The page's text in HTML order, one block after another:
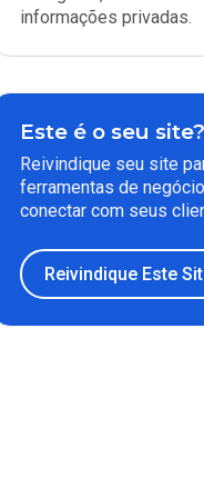
informações privadas.
Este é o seu site?
Reivindique seu site
ferramentas de
conectar com seus
Reivindique Este